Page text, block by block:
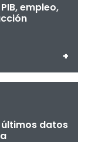
empleo,
+
últimos datos